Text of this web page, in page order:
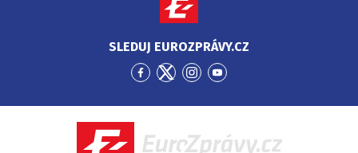
SLEDUJ EUROZPRÁVY.CZ
Přejít
Facebook
Přejít
Twitter
Přejít
Instagram
Přejít
YouTube
EuroZprávy.cz